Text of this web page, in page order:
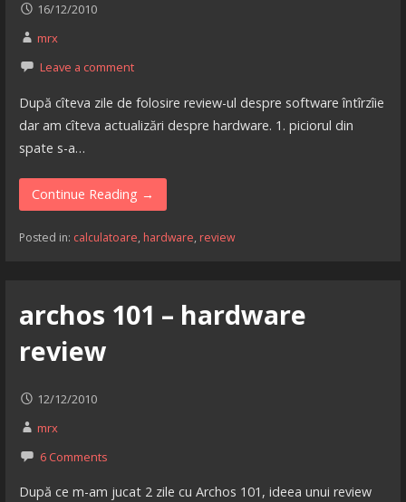
16/12/2010
mrx
Leave a comment
După cîteva zile de folosire review-ul despre software întîrzîie
dar am cîteva actualizări despre hardware. 1. piciorul din
spate s-a…
Continue Reading →
Posted in: calculatoare, hardware, review
archos 101 – hardware
review
12/12/2010
mrx
6 Comments
După ce m-am jucat 2 zile cu Archos 101, ideea unui review